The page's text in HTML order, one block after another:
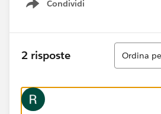
Condividi
Show menu
2 risposte
Ordina
Ordina